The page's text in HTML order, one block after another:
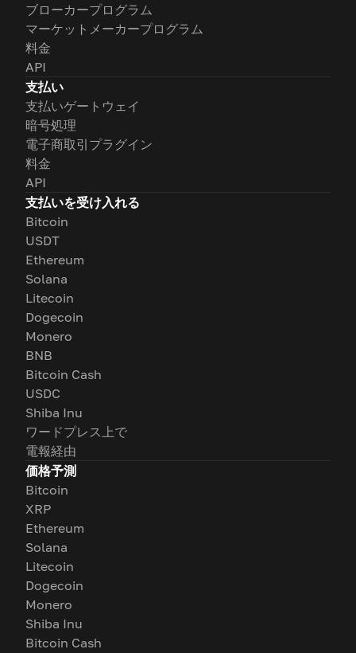
ブローカープログラム
マーケットメーカープログラム
料金
API
支払い
支払いゲートウェイ
暗号処理
電子商取引プラグイン
料金
API
支払いを受け入れる
Bitcoin
USDT
Ethereum
Solana
Litecoin
Dogecoin
Monero
BNB
Bitcoin Cash
USDC
Shiba Inu
ワードプレス上で
電報経由
価格予測
Bitcoin
XRP
Ethereum
Solana
Litecoin
Dogecoin
Monero
Shiba Inu
Bitcoin Cash